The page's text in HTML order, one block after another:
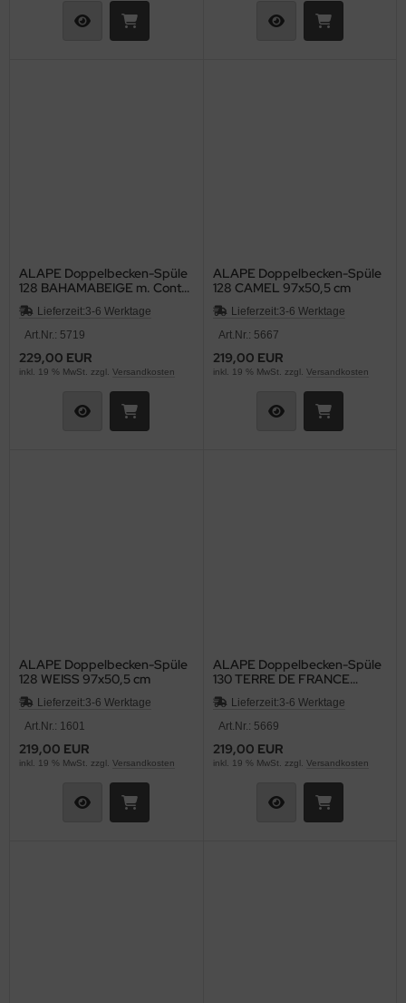
ALAPE Doppelbecken-Spüle
128 BAHAMABEIGE m. Contur
MOCCA 97x50,5
Lieferzeit:3-6 Werktage
Art.Nr.: 5719
229,00 EUR
inkl. 19 % MwSt. zzgl. Versandkosten
ALAPE Doppelbecken-Spüle
128 CAMEL 97x50,5 cm
Lieferzeit:3-6 Werktage
Art.Nr.: 5667
219,00 EUR
inkl. 19 % MwSt. zzgl. Versandkosten
ALAPE Doppelbecken-Spüle
128 WEISS 97x50,5 cm
Lieferzeit:3-6 Werktage
Art.Nr.: 1601
219,00 EUR
inkl. 19 % MwSt. zzgl. Versandkosten
ALAPE Doppelbecken-Spüle
130 TERRE DE FRANCE
BRAUN 97x50,5 cm
Lieferzeit:3-6 Werktage
Art.Nr.: 5669
219,00 EUR
inkl. 19 % MwSt. zzgl. Versandkosten